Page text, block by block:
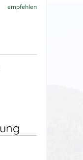
empfehlen